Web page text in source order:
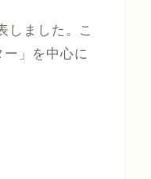
しました。こ
」を中心に